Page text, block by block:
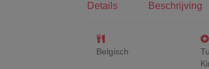
Details
Beschrijving
Belgisch